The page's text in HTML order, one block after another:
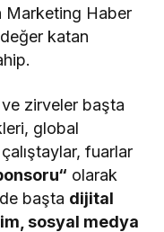
Marketing Haber
katan
zirveler başta
global
fuarlar
olarak
başta dijital
sosyal medya